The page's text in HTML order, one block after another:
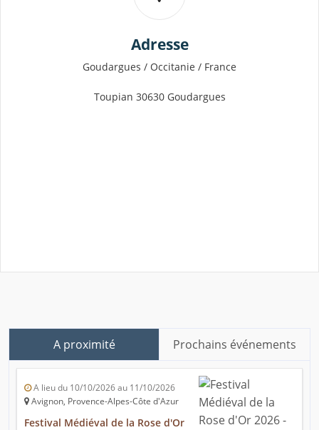
Adresse
Goudargues / Occitanie / France
Toupian 30630 Goudargues
A proximité Prochains événements
A lieu du 10/10/2026 au 11/10/2026
Avignon, Provence-Alpes-Côte d'Azur
Festival Médiéval de la Rose d'Or